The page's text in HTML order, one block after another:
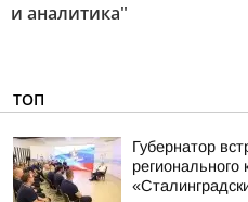
и аналитика"
ТОП
Губернатор
регионального